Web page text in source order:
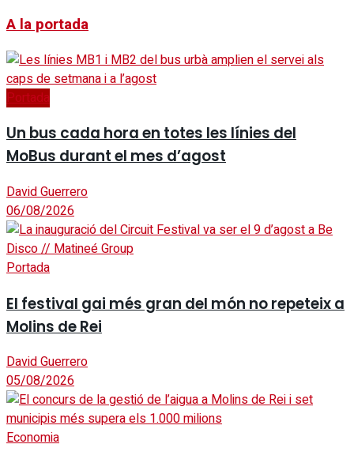
A la portada
Portada
Un bus cada hora en totes les línies del
MoBus durant el mes d’agost
David Guerrero
06/08/2026
Portada
El festival gai més gran del món no repeteix a
Molins de Rei
David Guerrero
05/08/2026
Economia